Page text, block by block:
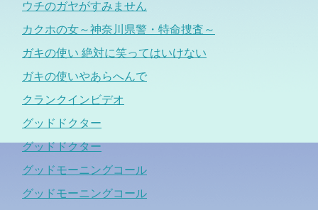
ウチのガヤがすみません
カクホの女～神奈川県警・特命捜査～
ガキの使い 絶対に笑ってはいけない
ガキの使いやあらへんで
クランクインビデオ
グッドドクター
グッドドクター
グッドモーニングコール
グッドモーニングコール